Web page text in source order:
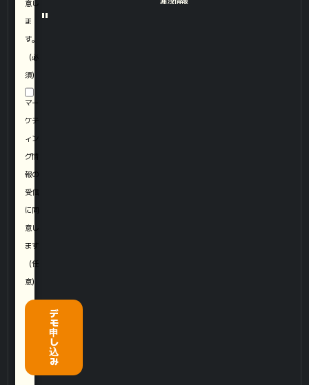
意し
ま
す。
（必
須）
マー
ケテ
ィン
グ情
報の
受信
に同
意し
ます
（任
意）
デ
モ
申
し
込
み
"